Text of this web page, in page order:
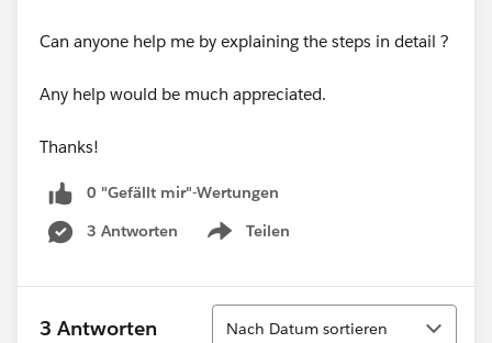
Can anyone help me by explaining the steps in detail ?
Any help would be much appreciated.
Thanks!
0 "Gefällt mir"-Wertungen
3 Antworten
Teilen
Show menu
3 Antworten
Sortieren
Nach Datum sortieren